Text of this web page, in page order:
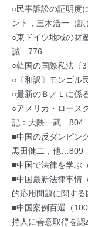
○民事訴訟の証明度
ント，三木浩一（
○東ドイツ地域の財
誠…776
○韓国の国際私法
○〔和訳〕モンゴル
○最新のＢ／Ｌに係
○アメリカ・ロース
記：大隈一武…804
■中国の反ダンピン
黒田健二，他…809
■中国で法律を学ぶ
■中国最新法律事情
的応用問題に関す
■中国案例百選（
持人に善意取得を